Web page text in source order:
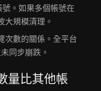
。如果多個帳號在
規模清理。
次數的關係。全平台
同步崩跌。
量比其他帳